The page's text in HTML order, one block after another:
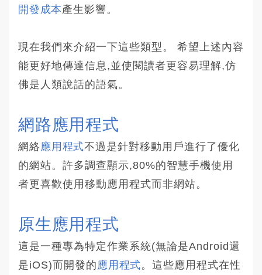
開發成本產生影響。
現在我們來介紹一下這些類型。 希望上述內容
能更好地傳達信息,並使閱讀者更容易理解,仿
佛是人類說話的語氣。
網路應用程式
網絡 應用程式不過是針對移動用戶進行了優化
的網站。許多調查顯示,80%的智慧手機使用
者更喜歡使用移動應用程式而非網站。
原生應用程式
這是一種專為特定作業系統(無論是Android還
是iOS)而開發的 應用程式。這些應用程式在性